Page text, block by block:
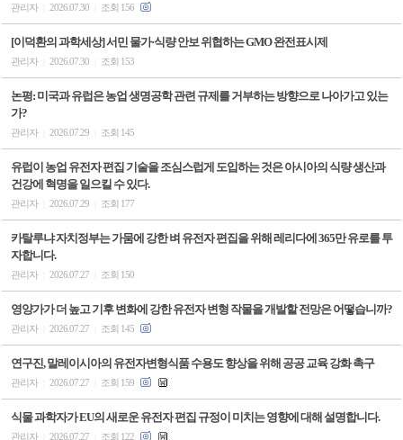
관리자 2026.07.30 조회 156
[이덕환의 과학세상] 서민 물가·식량 안보 위협하는 GMO 완전표시제
관리자 2026.07.30 조회 153
논평: 미국과 유럽은 농업 생명공학 관련 규제를 거부하는 방향으로 나아가고 있는
가?
관리자 2026.07.29 조회 145
유럽이 농업 유전자 편집 기술을 조심스럽게 도입하는 것은 아시아의 식량 생산과
건강에 혁명을 일으킬 수 있다.
관리자 2026.07.29 조회 177
카탈루냐 자치정부는 가뭄에 강한 벼 유전자 편집을 위해 레리다에 365만 유로를 투
자합니다.
관리자 2026.07.27 조회 150
영양가가 더 높고 기후 변화에 강한 유전자 변형 작물을 개발할 전망은 어떻습니까?
관리자 2026.07.27 조회 145
연구진, 말레이시아의 유전자변형식품 수용도 향상을 위해 공공 교육 강화 촉구
관리자 2026.07.27 조회 159
식물 과학자가 EU의 새로운 유전자 편집 규정이 미치는 영향에 대해 설명합니다.
관리자 2026.07.27 조회 122